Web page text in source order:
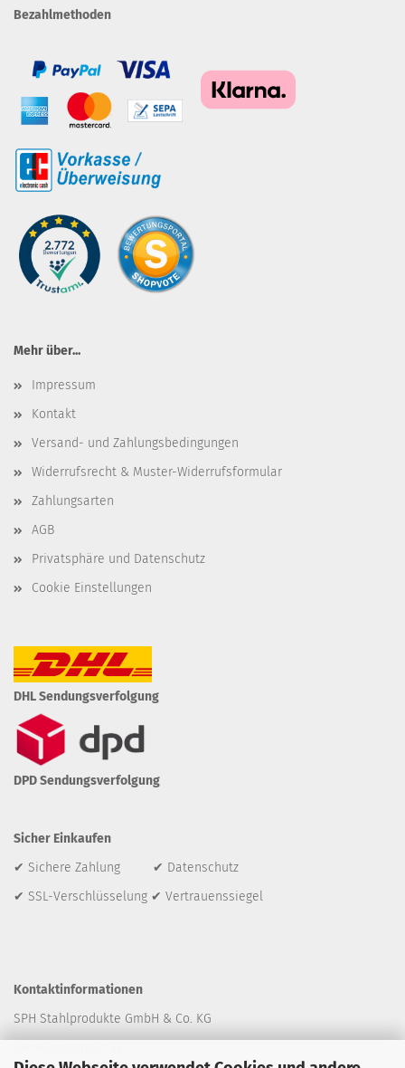
Bezahlmethoden
Mehr über...
Impressum
Kontakt
Versand- und Zahlungsbedingungen
Widerrufsrecht & Muster-Widerrufsformular
Zahlungsarten
AGB
Privatsphäre und Datenschutz
Cookie Einstellungen
DHL Sendungsverfolgung
DPD Sendungsverfolgung
Sicher Einkaufen
✔ Sichere Zahlung ✔ Datenschutz
✔ SSL-Verschlüsselung ✔ Vertrauenssiegel
Kontaktinformationen
SPH Stahlprodukte GmbH & Co. KG